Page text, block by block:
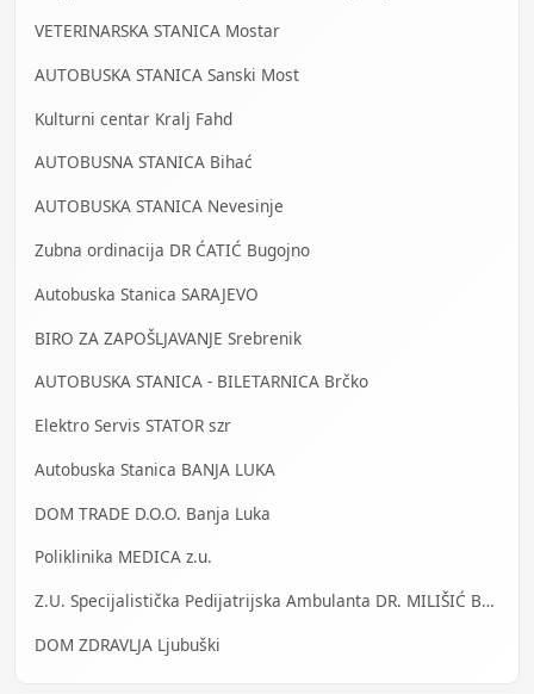
VETERINARSKA STANICA Mostar
AUTOBUSKA STANICA Sanski Most
Kulturni centar Kralj Fahd
AUTOBUSNA STANICA Bihać
AUTOBUSKA STANICA Nevesinje
Zubna ordinacija DR ĆATIĆ Bugojno
Autobuska Stanica SARAJEVO
BIRO ZA ZAPOŠLJAVANJE Srebrenik
AUTOBUSKA STANICA - BILETARNICA Brčko
Elektro Servis STATOR szr
Autobuska Stanica BANJA LUKA
DOM TRADE D.O.O. Banja Luka
Poliklinika MEDICA z.u.
Z.U. Specijalistička Pedijatrijska Ambulanta DR. MILIŠIĆ Banja Luka
DOM ZDRAVLJA Ljubuški